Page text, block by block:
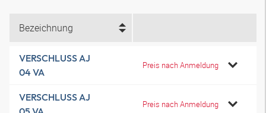
Bezeichnung
VERSCHLUSS AJ
04 VA
Preis nach Anmeldung
VERSCHLUSS AJ
Preis nach Anmeldung